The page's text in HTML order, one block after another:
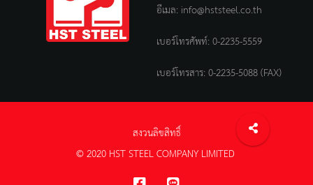
อีเมล: info@hststeel.co.th
เบอร์โทรศัพท์:0-2235-5559
เบอร์โทรสาร: 0-2235-5088 (FAX)
สงวนลิขสิทธิ์
© 2020 HST STEEL COMPANY LIMITED